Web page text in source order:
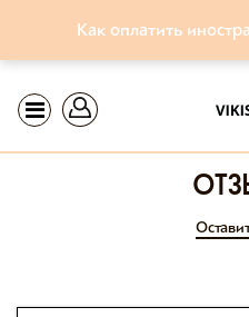
Как оплатить